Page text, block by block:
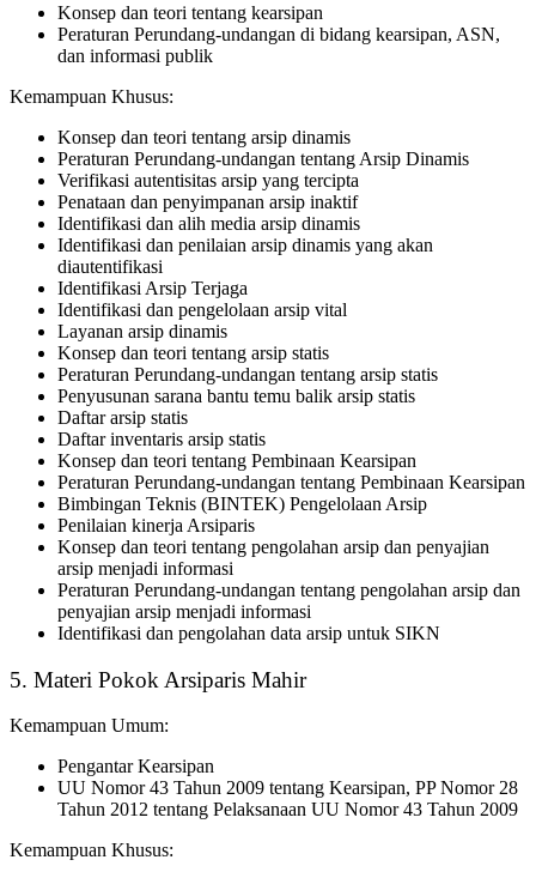
Konsep dan teori tentang kearsipan
Peraturan Perundang-undangan di bidang kearsipan, ASN,
dan informasi publik
Kemampuan Khusus:
Konsep dan teori tentang arsip dinamis
Peraturan Perundang-undangan tentang Arsip Dinamis
Verifikasi autentisitas arsip yang tercipta
Penataan dan penyimpanan arsip inaktif
Identifikasi dan alih media arsip dinamis
Identifikasi dan penilaian arsip dinamis yang akan
diautentifikasi
Identifikasi Arsip Terjaga
Identifikasi dan pengelolaan arsip vital
Layanan arsip dinamis
Konsep dan teori tentang arsip statis
Peraturan Perundang-undangan tentang arsip statis
Penyusunan sarana bantu temu balik arsip statis
Daftar arsip statis
Daftar inventaris arsip statis
Konsep dan teori tentang Pembinaan Kearsipan
Peraturan Perundang-undangan tentang Pembinaan Kearsipan
Bimbingan Teknis (BINTEK) Pengelolaan Arsip
Penilaian kinerja Arsiparis
Konsep dan teori tentang pengolahan arsip dan penyajian
arsip menjadi informasi
Peraturan Perundang-undangan tentang pengolahan arsip dan
penyajian arsip menjadi informasi
Identifikasi dan pengolahan data arsip untuk SIKN
5. Materi Pokok Arsiparis Mahir
Kemampuan Umum:
Pengantar Kearsipan
UU Nomor 43 Tahun 2009 tentang Kearsipan, PP Nomor 28
Tahun 2012 tentang Pelaksanaan UU Nomor 43 Tahun 2009
Kemampuan Khusus: